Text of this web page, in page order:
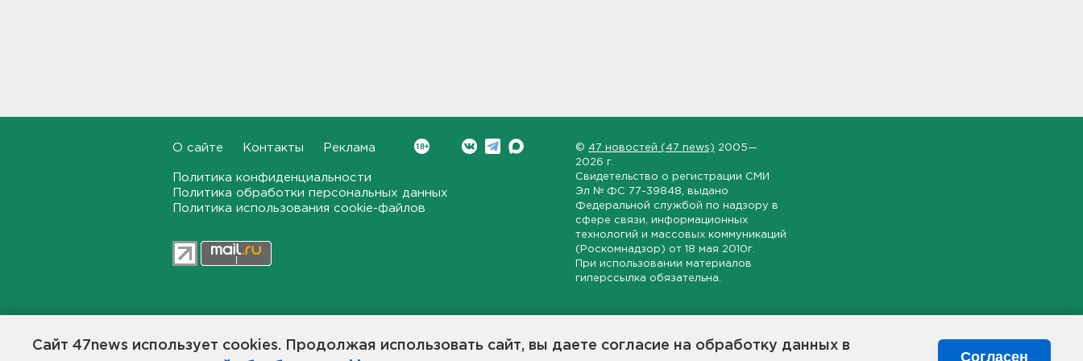
Сайт 47news использует cookies. Продолжая использовать сайт, вы даете согласие на обработку данных в
Согласен
бетонным блоком в
Тосненском районе
Дачников ждет реверс на
В Петербурге задержали
– в квартире силовики нашли
О сайте Контакты Реклама
Политика конфиденциальности
Политика обработки персональных данных
Политика использования cookie-файлов
© 47 новостей (47 news) 2005—
2026 г.
Свидетельство о регистрации СМИ
Эл № ФС 77-39848 , выдано
Федеральной службой по надзору в
сфере связи, информационных
технологий и массовых коммуникаций
(Роскомнадзор) от 18 мая 2010г.
При использовании материалов
гиперссылка обязательна.
общественной жизни в Ленинградской области, экономической и инвестиционной активности в регионе.
Создатели рассчитывают, что «47 новостей» станет популярной и конструктивной площадкой для свободного